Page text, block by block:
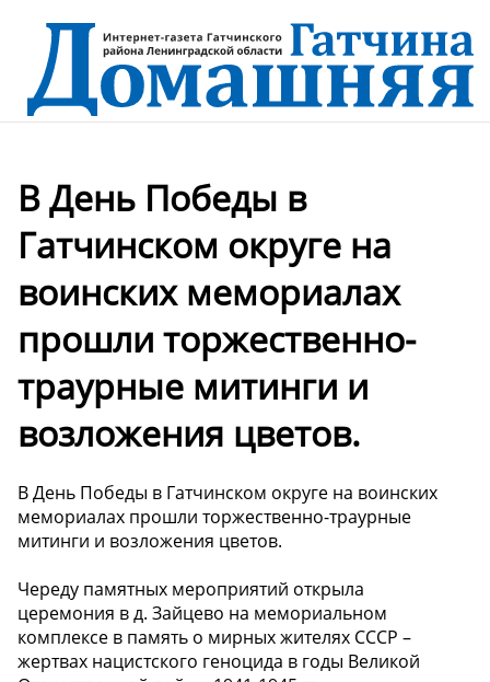
В День Победы в
Гатчинском округе на
воинских мемориалах
прошли торжественно-
траурные митинги и
возложения цветов.
В День Победы в Гатчинском округе на воинских
мемориалах прошли торжественно-траурные
митинги и возложения цветов.
Череду памятных мероприятий открыла
церемония в д. Зайцево на мемориальном
комплексе в память о мирных жителях СССР –
жертвах нацистского геноцида в годы Великой